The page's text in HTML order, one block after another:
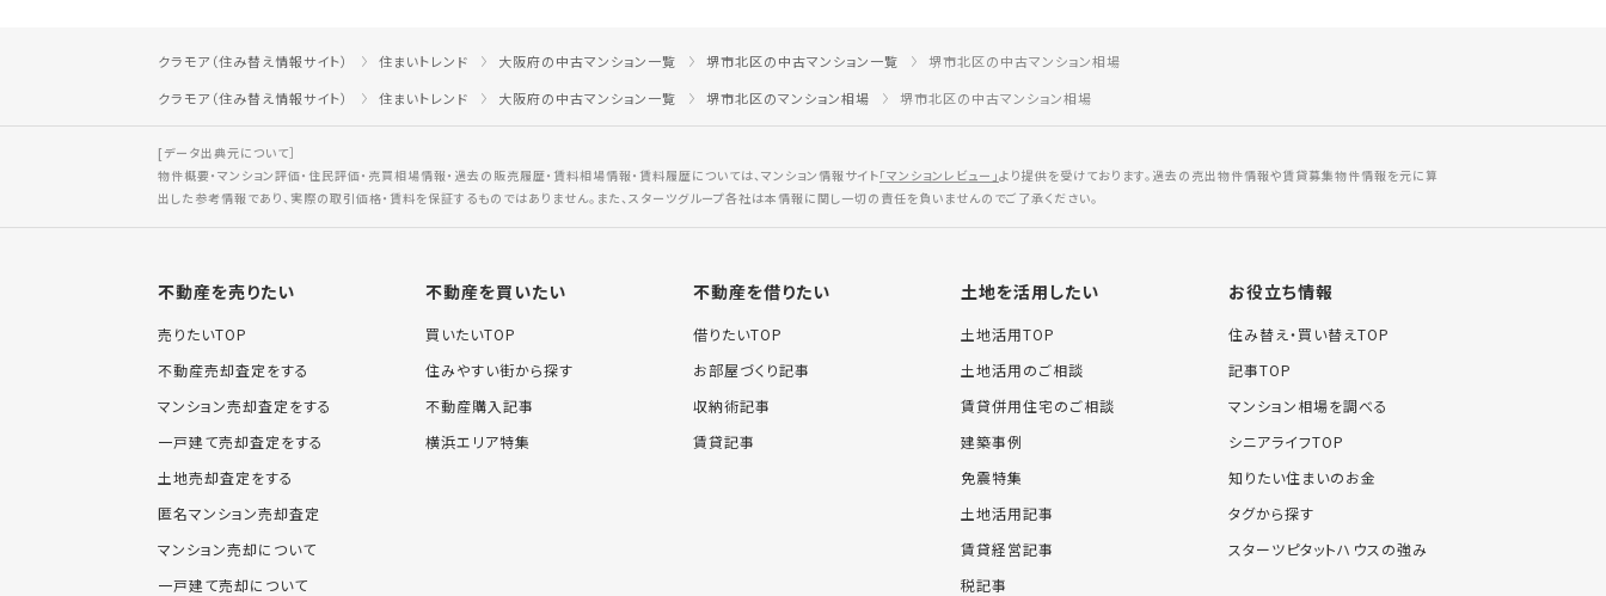
クラモア（住み替え情報サイト） 住まいトレンド 大阪府の中古マンション一覧 堺市北区の中古マンション一覧
堺市北区の中古マンション相場
クラモア（住み替え情報サイト）
住まいトレンド 大阪府の中古マンション一覧 堺市北区のマンション相場 堺市北区の中古マンション相場
[データ出典元について］
物件概要・マンション評価・住民評価・売買相場情報・過去の販売履歴・賃料相場情報・賃料履歴については、マンション情報サイト「マンションレビュー」より提供を受けております。過去の売出物件情報や賃貸募集物件情報を元に算
出した参考情報であり、実際の取引価格・賃料を保証するものではありません。また、スターツグループ各社は本情報に関し一切の責任を負いませんのでご了承ください。
不動産を売りたい
売りたいTOP
不動産売却査定をする
マンション売却査定をする
一戸建て売却査定をする
土地売却査定をする
匿名マンション売却査定
マンション売却について
一戸建て売却について
不動産を買いたい
買いたいTOP
住みやすい街から探す
不動産購入記事
横浜エリア特集
不動産を借りたい
借りたいTOP
お部屋づくり記事
収納術記事
賃貸記事
土地を活用したい
土地活用TOP
土地活用のご相談
賃貸併用住宅のご相談
建築事例
免震特集
土地活用記事
賃貸経営記事
税記事
お役立ち情報
住み替え・買い替えTOP
記事TOP
マンション相場を調べる
シニアライフTOP
知りたい住まいのお金
タグから探す
スターツピタットハウスの強み